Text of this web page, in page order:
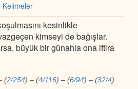
Kelimeler
kesinlikle
kimseyi de bağışlar.
büyük bir günahla ona iftira
(2/254) – (4/116) – (6/94) – (32/4)